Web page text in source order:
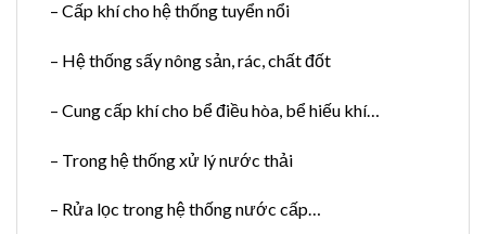
– Cấp khí cho hệ thống tuyển nổi
– Hệ thống sấy nông sản, rác, chất đốt
– Cung cấp khí cho bể điều hòa, bể hiếu khí…
– Trong hệ thống xử lý nước thải
– Rửa lọc trong hệ thống nước cấp…